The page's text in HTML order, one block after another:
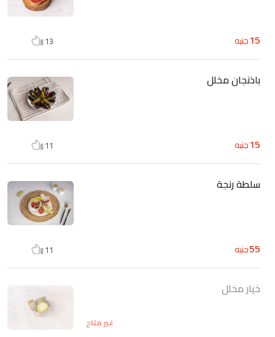
15جنيه 13
باذنجان مخلل
15جنيه 11
سلطة رنجة
55جنيه 11
خيار مخلل
غير متاح